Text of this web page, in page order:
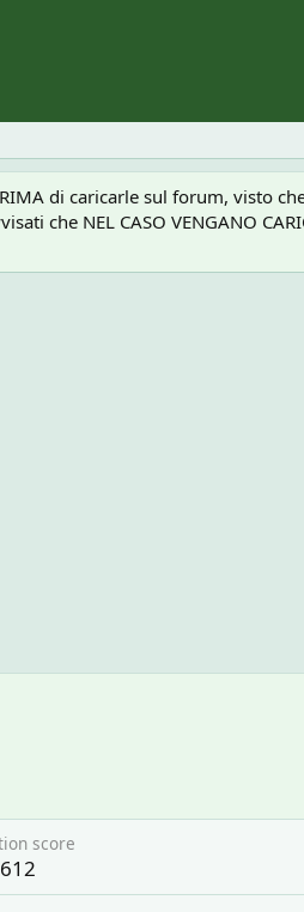
di caricarle sul forum, visto
che NEL CASO VENGANO
score
612